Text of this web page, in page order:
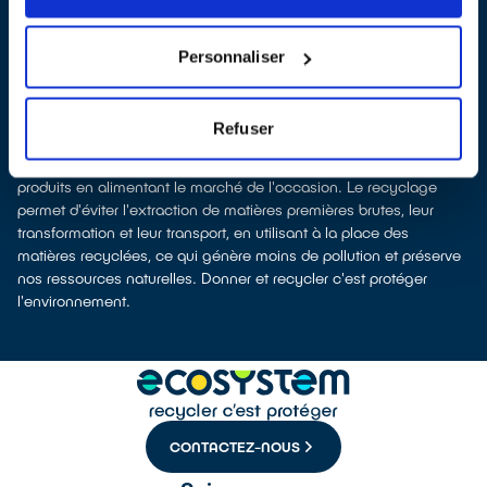
Personnaliser
Refuser
collectés afin que nous prenions en charge leur dépollution et
Recycler, c’est économiser les ressources et réduire l’impact
environnemental
La fabrication d’appareils électriques neufs est génératrice de
pollution et consommatrice de ressources naturelles. Donner
votre électroménager permet d’éviter la production de nouveaux
produits en alimentant le marché de l'occasion. Le recyclage
permet d'éviter l'extraction de matières premières brutes, leur
transformation et leur transport, en utilisant à la place des
matières recyclées, ce qui génère moins de pollution et préserve
nos ressources naturelles. Donner et recycler c'est protéger
l'environnement.
CONTACTEZ-NOUS